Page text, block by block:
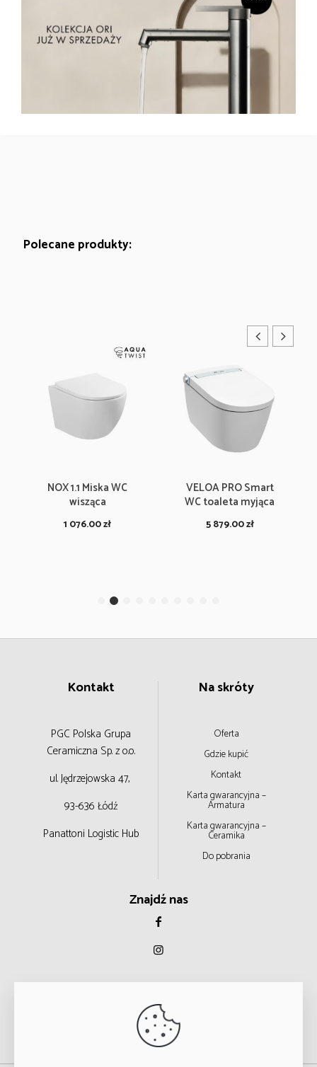
Polecane produkty:
NOX 1.1 Miska WC
wisząca
1 076.00zł
VELOA PRO Smart
WC toaleta myjąca
5 879.00zł
Kontakt
PGC Polska Grupa
Ceramiczna Sp. z o.o.
ul. Jędrzejowska 47,
93-636 Łódź
Panattoni Logistic Hub
Na skróty
Oferta
Gdzie kupić
Kontakt
Karta gwarancyjna –
Armatura
Karta gwarancyjna –
Ceramika
Do pobrania
Znajdź nas